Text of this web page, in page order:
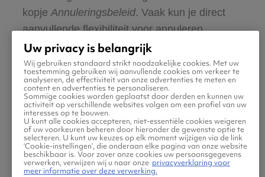
kopjeAnnuleringsbeleid. Vaak kun je direct
aanvullende flexibiliteit voor annuleren
selecteren tijdens het boeken (tegen
meerprijs).
Je kunt de voorwaarden ook terugvinden op je
boekingsbevestiging of door in te loggen
opMytrips. Je kunt hier ook direct je boeking
annuleren, indien gewenst.
Hoe annuleer ik mijn
Uw privacy is belangrijk
Wij gebruiken standaard strikt noodzakelijke cookies. Met uw
toestemming gebruiken wij aanvullende cookies om verkeer te
analyseren, de effectiviteit van onze advertenties te meten en
content en advertenties te personaliseren.
Sommige cookies worden geplaatst door derden en kunnen uw
activiteit op verschillende websites volgen om een profiel van uw
interesses op te bouwen.
U kunt alle cookies accepteren, niet-essentiële cookies weigeren
of uw voorkeuren beheren door hieronder de gewenste optie te
selecteren. U kunt uw keuzes op elk moment wijzigen via de link
‘Cookie-instellingen’, die onderaan elke pagina van onze website
beschikbaar is. Voor zover onze cookies uw persoonsgegevens
verwerken, verwijzen wij u naar onze privacyverklaring voor
meer informatie over deze verwerking.